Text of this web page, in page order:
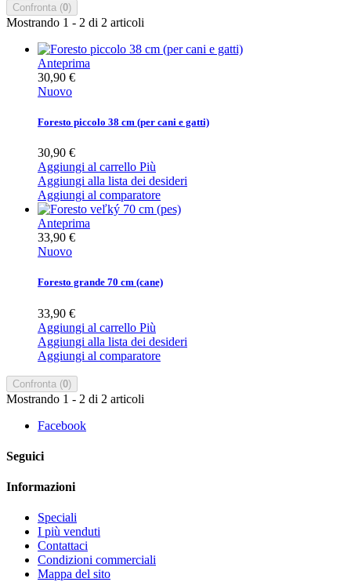
Confronta (0)
Mostrando 1 - 2 di 2 articoli
Anteprima
30,90 €
Nuovo
Foresto piccolo 38 cm (per cani e gatti)
30,90 €
Aggiungi al carrello Più
Aggiungi alla lista dei desideri
Aggiungi al comparatore
Anteprima
33,90 €
Nuovo
Foresto grande 70 cm (cane)
33,90 €
Aggiungi al carrello Più
Aggiungi alla lista dei desideri
Aggiungi al comparatore
Confronta (0)
Mostrando 1 - 2 di 2 articoli
Facebook
Seguici
Informazioni
Speciali
I più venduti
Contattaci
Condizioni commerciali
Mappa del sito